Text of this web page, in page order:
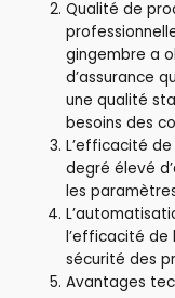
Qualité de
gingembre a
d’assurance
une qualité
besoins des
L’efficacité
degré élevé
les
l’efficacité de
sécurité des
Avantages